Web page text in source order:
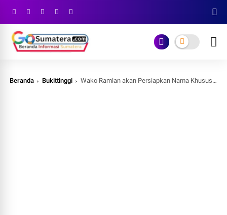
Beranda Bukittinggi Wako Ramlan akan Persiapkan Nama Khusus untuk RSUD Bukittinggi